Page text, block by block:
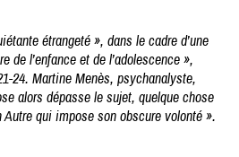
étrangeté », dans le cadre d’une
de l’enfance et de l’adolescence »,
24. Martine Menès, psychanalyste,
alors dépasse le sujet, quelque chose
Autre qui impose son obscure volonté ».